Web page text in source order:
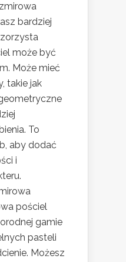
bardziej
może być
Może mieć
takie jak
To
aby dodać
i
pościel
gamie
pasteli
Możesz